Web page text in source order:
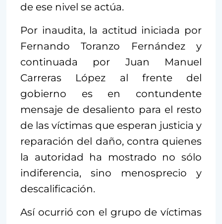
de ese nivel se actúa.
Por inaudita, la actitud iniciada por
Fernando Toranzo Fernández y
continuada por Juan Manuel
Carreras López al frente del
gobierno es en contundente
mensaje de desaliento para el resto
de las víctimas que esperan justicia y
reparación del daño, contra quienes
la autoridad ha mostrado no sólo
indiferencia, sino menosprecio y
descalificación.
Así ocurrió con el grupo de víctimas